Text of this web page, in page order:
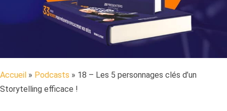
Accueil » Podcasts » 18 – Les 5 personnages clés d’un
Storytelling efficace !